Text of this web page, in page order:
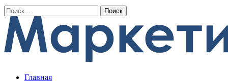
Главная